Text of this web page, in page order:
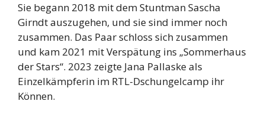
Sie begann 2018 mit dem Stuntman Sascha
Girndt auszugehen, und sie sind immer noch
zusammen. Das Paar schloss sich zusammen
und kam 2021 mit Verspätung ins „Sommerhaus
der Stars“. 2023 zeigte Jana Pallaske als
Einzelkämpferin im RTL-Dschungelcamp ihr
Können.